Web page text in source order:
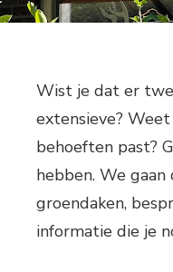
Wist je dat er
extensieve?
behoeften past?
hebben. We
groendaken,
informatie die je